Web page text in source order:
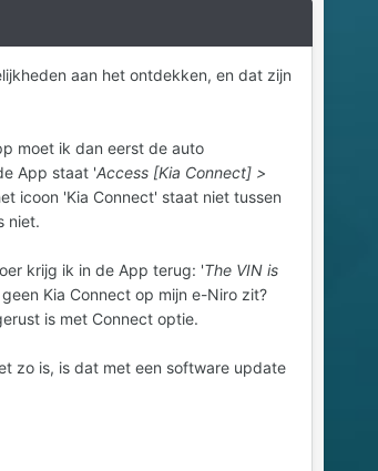
aan het ontdekken, en dat zijn
moet ik dan eerst de auto
App staat 'Access [Kia Connect] >
icoon 'Kia Connect' staat niet tussen
niet.
krijg ik in de App terug: 'The VIN is
Kia Connect op mijn e-Niro zit?
is met Connect optie.
zo is, is dat met een software update